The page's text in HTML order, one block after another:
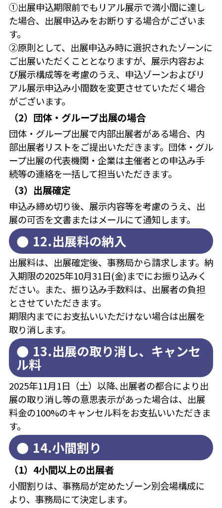
①出展申込期限前でもリアル展示で満小間に達し
た場合、出展申込みをお断りする場合がございま
す。
②原則として、出展申込み時に選択されたゾーンに
ご出展いただくこととなりますが、展示内容およ
び展示構成等を考慮のうえ、申込ゾーンおよびリ
アル展示申込み小間数を変更させていただく場合
がございます。
（2）団体・グループ出展の場合
団体・グループ出展で内部出展者がある場合、内
部出展者リストをご提出いただきます。団体・グル
ープ出展の代表機関・企業は主催者との申込み手
続等の連絡を一括して担当いただきます。
（3）出展確定
申込み締め切り後、展示内容等を考慮のうえ、出
展の可否を文書またはメールにて通知します。
12.出展料の納入
出展料は、出展確定後、事務局から請求します。納
入期限の2025年10月31日(金)までにお振り込みく
ださい。また、振り込み手数料は、出展者の負担
とさせていただきます。
期限内までにお支払いいただけない場合は出展を
取り消します。
13.出展の取り消し、キャンセ
ル料
2025年11月1日（土）以降､出展者の都合により出
展の取り消し等の意思表示があった場合は、出展
料金の100%のキャンセル料をお支払いいただきま
す。
14.小間割り
（1）4小間以上の出展者
小間割りは、事務局が定めたゾーン別会場構成に
より、事務局にて決定します。